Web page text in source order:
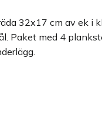
32x17 cm av ek i
Paket med 4